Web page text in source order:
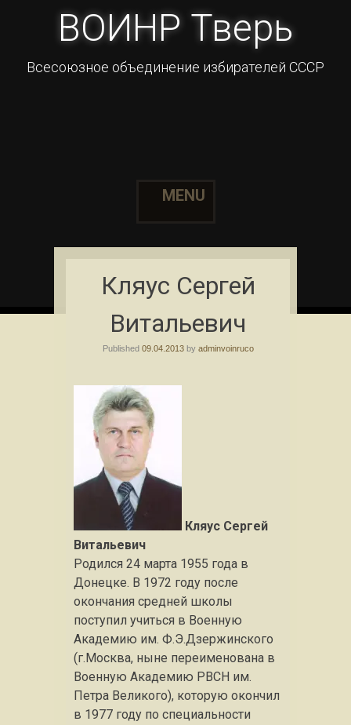
ВОИНР Тверь
Всесоюзное объединение избирателей СССР
MENU
Skip to content
Кляус Сергей
Витальевич
Published 09.04.2013by adminvoinruco
Кляус Сергей
Витальевич
Родился 24 марта 1955 года в
Донецке. В 1972 году после
окончания средней школы
поступил учиться в Военную
Академию им. Ф.Э.Дзержинского
(г.Москва, ныне переименована в
Военную Академию РВСН им.
Петра Великого), которую окончил
в 1977 году по специальности